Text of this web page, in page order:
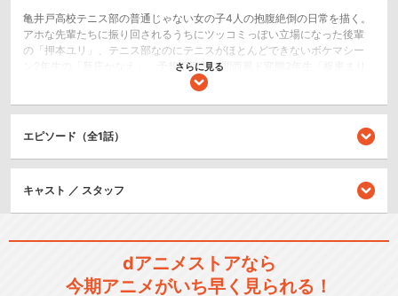
亀井戸高校テニス部の普通じゃない女の子4人の抱腹絶倒の日常を描く。
アホな先輩たちに振り回されるうちにツッコミっぽい立場になった後輩
の「押本ユリ」、テニス部なのにテニスがほとんどできないボケマシー
ン2年生の「新庄かなえ」、予想不可能な関西風ド変態2年生「板東まり
も」、何でもお金で解決しちゃう謎多き天然お嬢様2年生「高宮なす
をほとんどしない学園生活。
コメディ/ギャグ
ショート
てーきゅう
さらに見る
エピソード（全1話）
キャスト ／ スタッフ
dアニメストアなら
今期アニメがいち早く見られる！